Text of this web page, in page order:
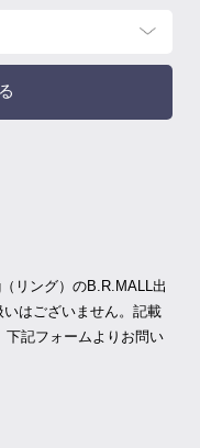
リング）のB.R.MALL出
はございません。記載
下記フォームよりお問い